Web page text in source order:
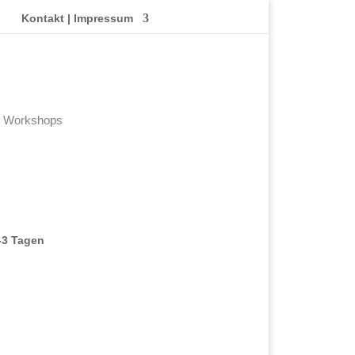
Kontakt | Impressum
Workshops
Tagen